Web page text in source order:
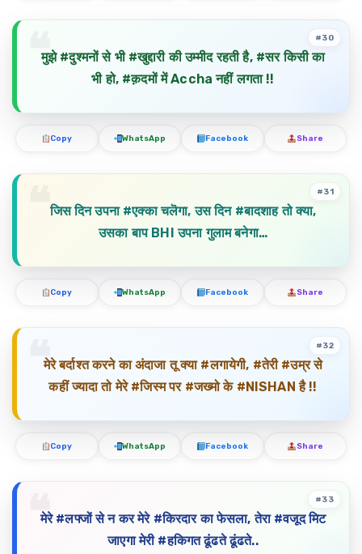
मुझे #दुश्मनों से भी #खुद्दारी की उम्मीद रहती है, #सर किसी का
भी हो, #क़दमों में Accha नहीं लगता !!
#30
Copy WhatsApp Facebook Share
जिस दिन उपना #एक्का चलॆगा, उस दिन #बादशाह तो क्या,
उसका बाप BHI उपना गुलाम बनेगा…
#31
Copy WhatsApp Facebook Share
मेरे बर्दाश्त करने का अंदाजा तू क्या #लगायेगी, #तेरी #उम्र से
कहीं ज्यादा तो मेरे #जिस्म पर #जख्मो के #NISHAN है !!
#32
Copy WhatsApp Facebook Share
मेरे #लफ्जों से न कर मेरे #किरदार का फेसला, तेरा #वजूद मिट
जाएगा मेरी #हकिगत ढूंढते ढूंढते..
#33